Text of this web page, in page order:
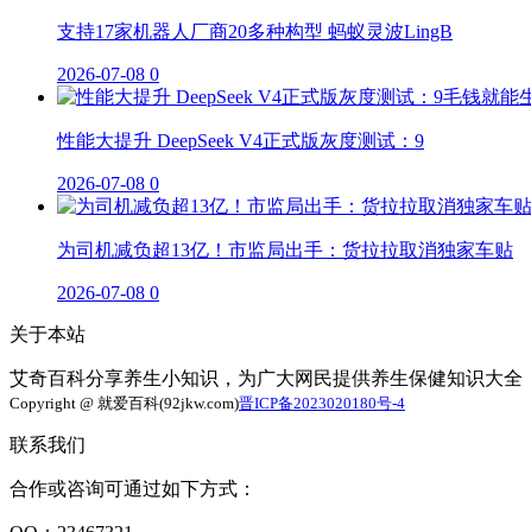
支持17家机器人厂商20多种构型 蚂蚁灵波LingB
2026-07-08 0
性能大提升 DeepSeek V4正式版灰度测试：9
2026-07-08 0
为司机减负超13亿！市监局出手：货拉拉取消独家车贴
2026-07-08 0
关于本站
艾奇百科分享养生小知识，为广大网民提供养生保健知识大
Copyright @ 就爱百科(92jkw.com)晋ICP备2023020180号-4
联系我们
合作或咨询可通过如下方式：